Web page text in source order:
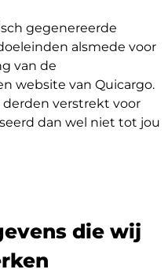
gegenereerde
alsmede voor
van de
website van Quicargo.
derden verstrekt voor
dan wel niet tot jou
die wij